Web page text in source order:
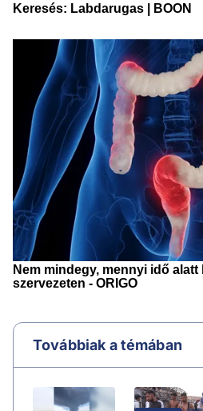
Továbbiak a témában